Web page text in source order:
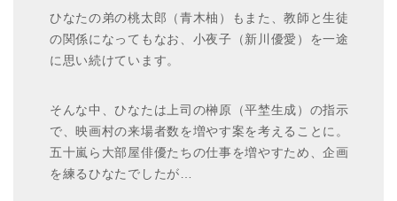
ひなたの弟の桃太郎（青木柚）もまた、教師と生徒
の関係になってもなお、小夜子（新川優愛）を一途
に思い続けています。
そんな中、ひなたは上司の榊原（平埜生成）の指示
で、映画村の来場者数を増やす案を考えることに。
五十嵐ら大部屋俳優たちの仕事を増やすため、企画
を練るひなたでしたが…